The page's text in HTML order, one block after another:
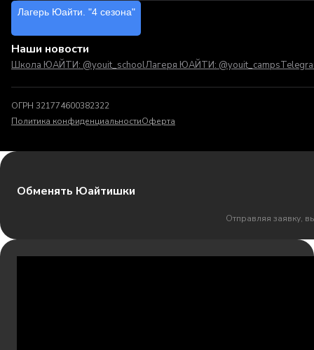
Лагерь Юайти. "4 сезона"
Наши новости
Школа ЮАЙТИ: @youit_schoolЛагеря ЮАЙТИ: @youit_camps
ОГРН 321774600382322
Политика конфиденциальностиОферта
Обменять Юайтишки
Отправляя заявку,